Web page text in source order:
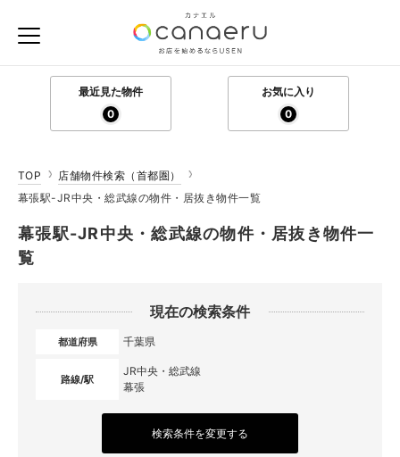
最近見た物件
0
お気に入り
0
TOP
店舗物件検索（首都圏）
幕張駅-JR中央・総武線の物件・居抜き物件一覧
幕張駅-JR中央・総武線の物件・居抜き物件一
覧
現在の検索条件
都道府県 千葉県
路線/駅
JR中央・総武線
幕張
検索条件を変更する